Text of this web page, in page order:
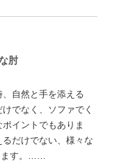
肘
、自然と手を添える
でなく、ソファでく
イントでもありま
だけでない、様々な
ます。……